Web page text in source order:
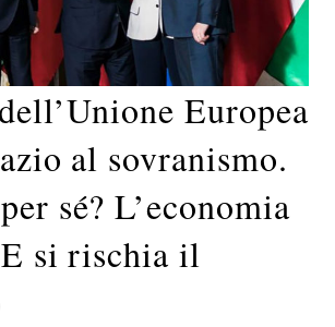
Europea
al sovranismo.
sé? L’economia
si rischia il